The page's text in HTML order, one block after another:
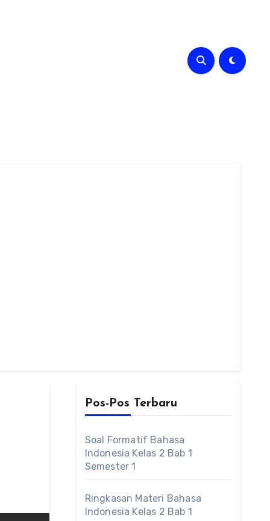
Pos-Pos Terbaru
Soal Formatif Bahasa
Indonesia Kelas 2 Bab 1
Semester 1
Ringkasan Materi Bahasa
Indonesia Kelas 2 Bab 1